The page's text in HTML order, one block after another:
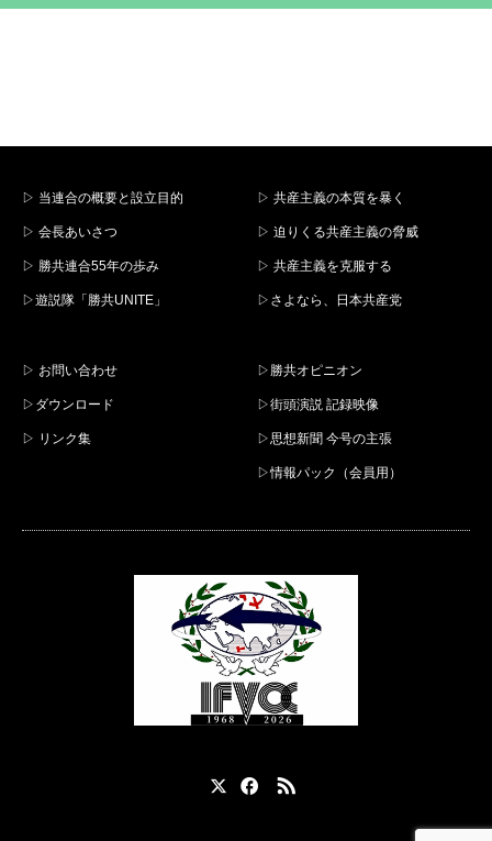
▷ 当連合の概要と設立目的
▷ 会長あいさつ
▷ 勝共連合55年の歩み
▷遊説隊「勝共UNITE」
▷ 共産主義の本質を暴く
▷ 迫りくる共産主義の脅威
▷ 共産主義を克服する
▷さよなら、日本共産党
▷ お問い合わせ
▷ダウンロード
▷ リンク集
▷勝共オピニオン
▷街頭演説 記録映像
▷思想新聞 今号の主張
▷情報パック（会員用）